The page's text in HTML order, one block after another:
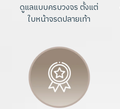
ดูแลแบบครบวงจร ตั้งแต่
ใบหน้าจรดปลายเท้า